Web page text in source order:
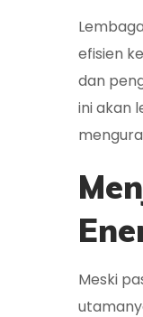
efisien
dan
ini akan
Meski